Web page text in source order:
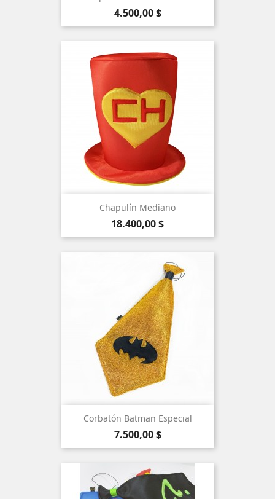
Precio
4.500,00 $
Chapulín Mediano
Precio
18.400,00 $
Corbatón Batman Especial
Precio
7.500,00 $